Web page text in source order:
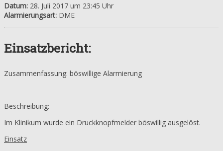
Datum: 28. Juli 2017 um 23:45 Uhr
Alarmierungsart: DME
Einsatzbericht:
Zusammenfassung: böswillige Alarmierung
Beschreibung:
Im Klinikum wurde ein Druckknopfmelder böswillig ausgelöst.
Einsatz